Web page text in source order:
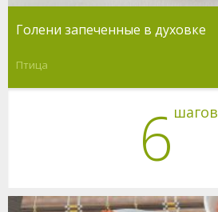
Голени запеченные в духовке
Птица
6 шагов